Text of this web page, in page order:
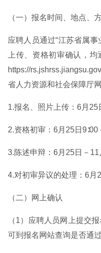
（一）报名时间、地点、
应聘人员通过“江苏省属
上传、资格初审确认，
https://
省人力资源和社会保障厅
1.报名、照片上传：6月25
2.资格初审：6月25日9∶00
3.陈述申辩：6月25日－11
4.对初审异议的处理：6月
（二）网上确认
（1）应聘人员网上提交
可到报名网站查询是否通